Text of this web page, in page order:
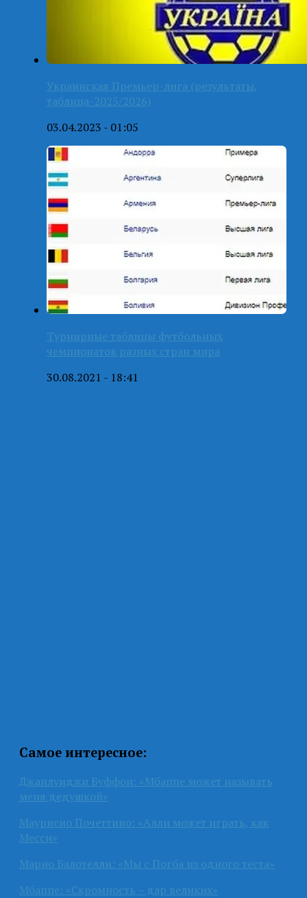
Украинская Премьер-лига (результаты,
таблица-2025/2026)
03.04.2023 - 01:05
Турнирные таблицы футбольных
чемпионатов разных стран мира
30.08.2021 - 18:41
Самое интересное:
Джанлуиджи Буффон: «Мбаппе может называть
меня дедушкой»
Маурисио Почеттино: «Алли может играть, как
Месси»
Марио Балотелли: «Мы с Погба из одного теста»
Мбаппе: «Скромность – дар великих»